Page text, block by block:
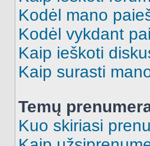
Kodėl mano
Kodėl vykdant
Kaip ieškoti
Kaip surasti
Temų
Kuo skiriasi